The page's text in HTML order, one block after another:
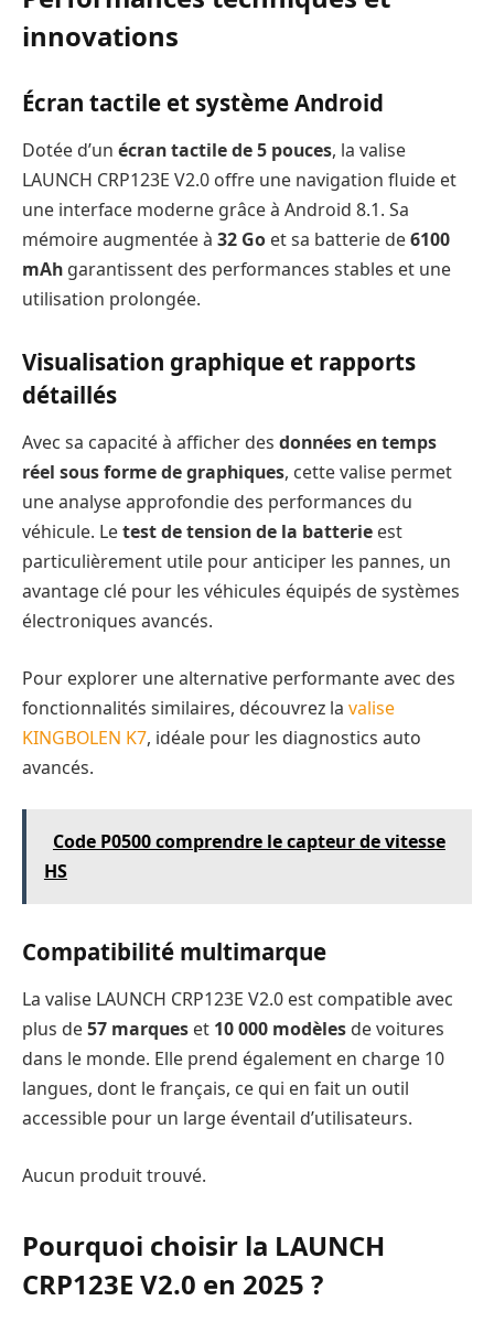
innovations
Écran tactile et système Android
Dotée d’un écran tactile de 5 pouces, la valise
LAUNCH CRP123E V2.0 offre une navigation fluide et
une interface moderne grâce à Android 8.1. Sa
mémoire augmentée à 32 Go et sa batterie de6100
mAh garantissent des performances stables et une
utilisation prolongée.
Visualisation graphique et rapports
détaillés
Avec sa capacité à afficher des données en temps
réel sous forme de graphiques, cette valise permet
une analyse approfondie des performances du
véhicule. Letest de tension de la batterie est
particulièrement utile pour anticiper les pannes, un
avantage clé pour les véhicules équipés de systèmes
électroniques avancés.
Pour explorer une alternative performante avec des
fonctionnalités similaires, découvrez la valise
KINGBOLEN K7, idéale pour les diagnostics auto
avancés.
Code P0500 comprendre le capteur de vitesse
HS
Compatibilité multimarque
La valise LAUNCH CRP123E V2.0 est compatible avec
plus de57 marques et 10 000 modèles de voitures
dans le monde. Elle prend également en charge 10
langues, dont le français, ce qui en fait un outil
accessible pour un large éventail d’utilisateurs.
Aucun produit trouvé.
Pourquoi choisir la LAUNCH
CRP123E V2.0 en 2025 ?